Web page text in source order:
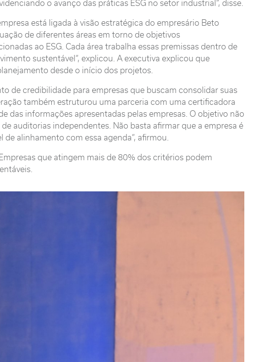
o avanço das práticas ESG no setor industrial”, disse.
está ligada à visão estratégica do empresário Beto
de diferentes áreas em torno de objetivos
ao ESG. Cada área trabalha essas premissas dentro de
sustentável”, explicou. A executiva explicou que
desde o início dos projetos.
de credibilidade para empresas que buscam consolidar suas
também estruturou uma parceria com uma certificadora
das informações apresentadas pelas empresas. O objetivo não
auditorias independentes. Não basta afirmar que a empresa é
alinhamento com essa agenda”, afirmou.
que atingem mais de 80% dos critérios podem